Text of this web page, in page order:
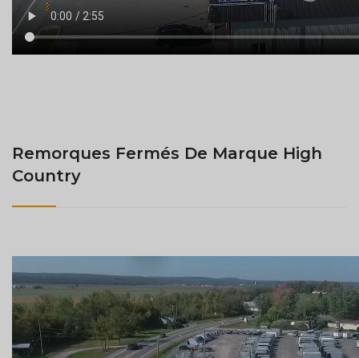
Remorques Fermés De Marque High
Country